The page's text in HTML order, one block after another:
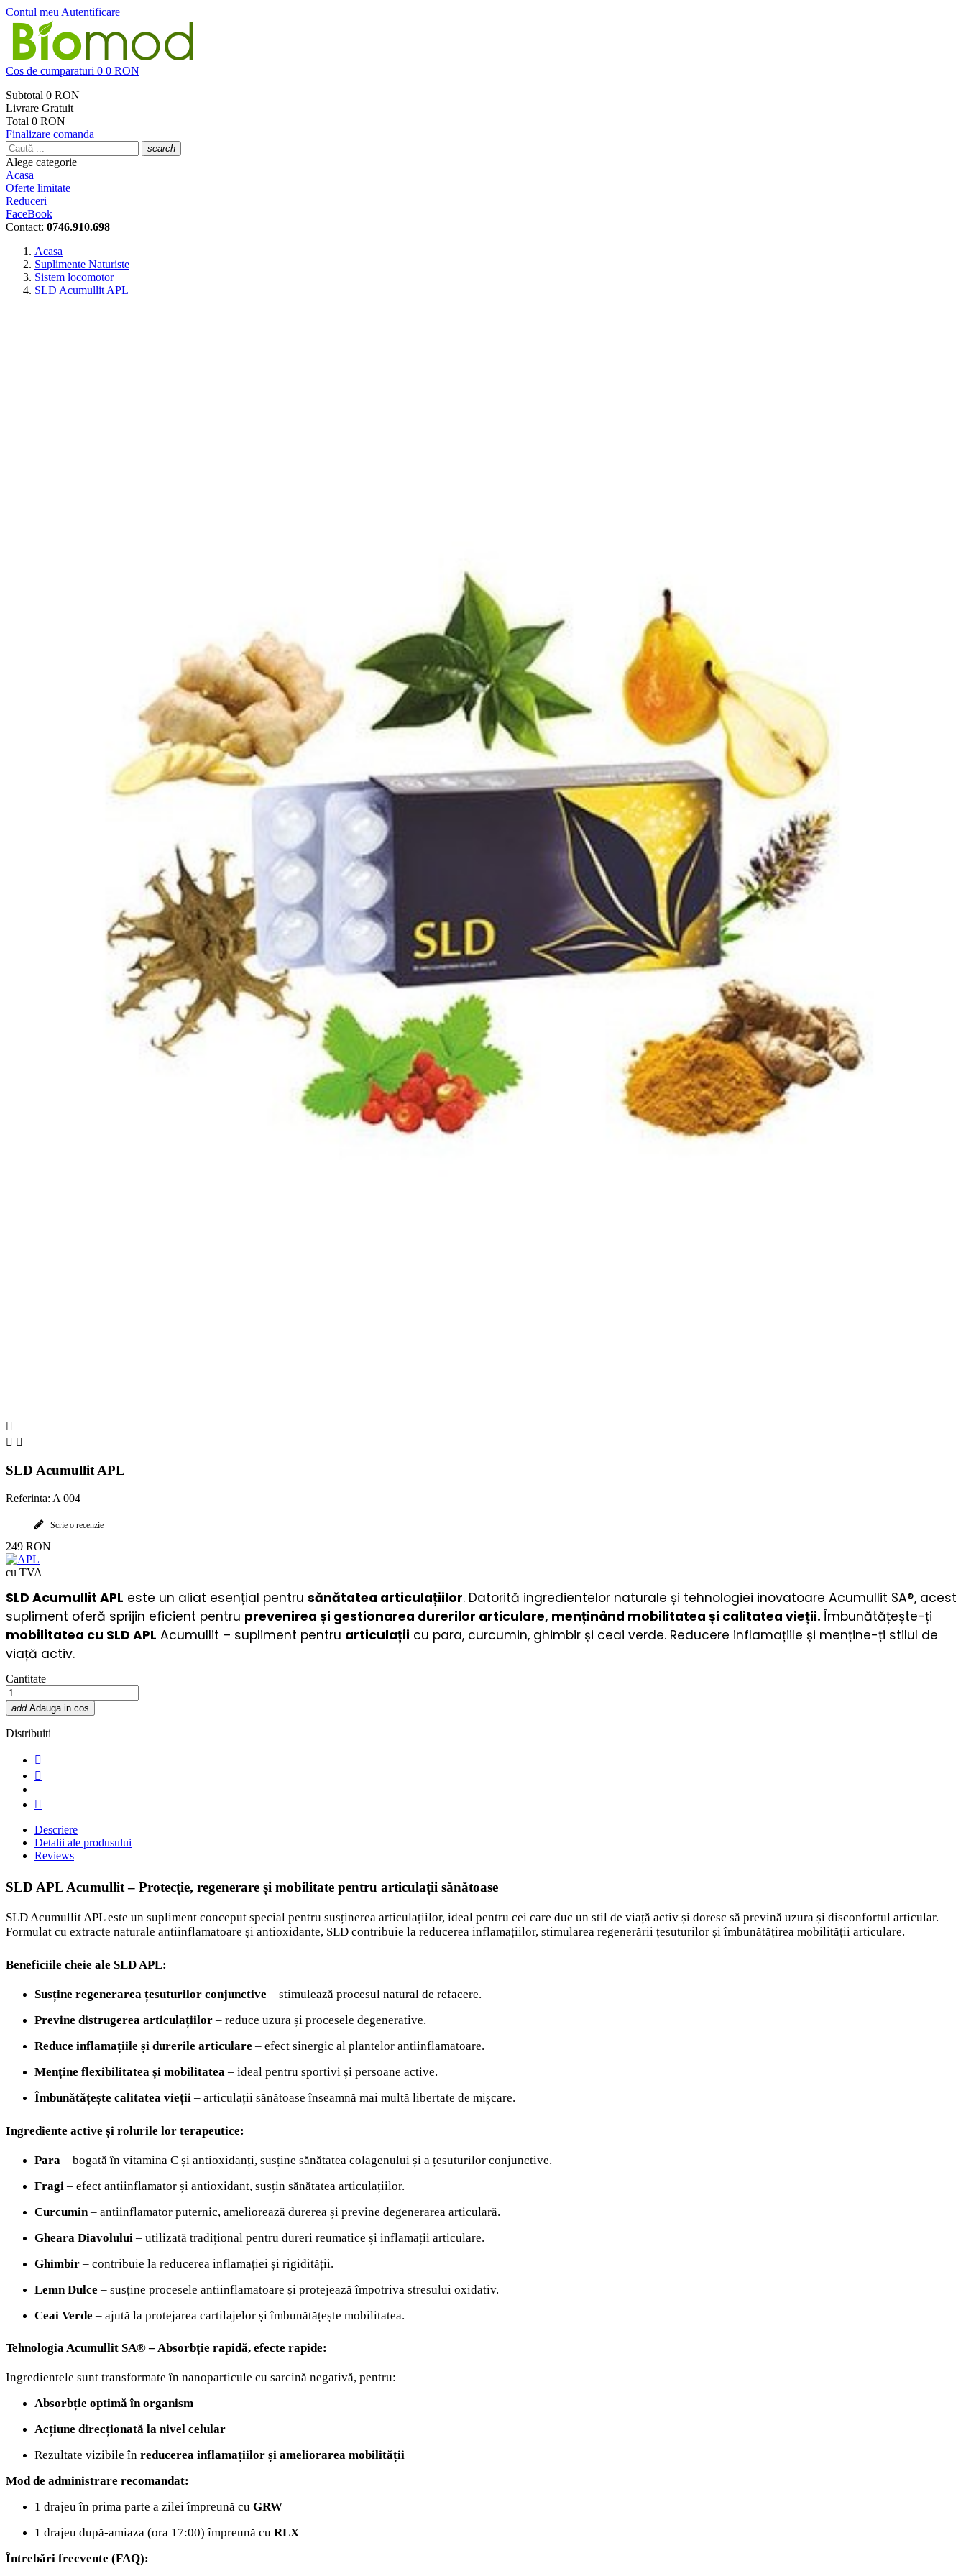
Contul meu Autentificare
Cos de cumparaturi 0 0 RON
Subtotal 0 RON
Livrare Gratuit
Total 0 RON
Finalizare comanda
search
Alege categorie
Acasa
Oferte limitate
Reduceri
FaceBook
Contact: 0746.910.698
Acasa
Suplimente Naturiste
Sistem locomotor
SLD Acumullit APL

 
SLD Acumullit APL
Referinta: A 004
Scrie o recenzie
249 RON
cu TVA
SLD Acumullit APL este un aliat esențial pentru sănătatea articulațiilor. Datorită ingredientelor naturale și tehnologiei inovatoare Acumullit SA®, acest
supliment oferă sprijin eficient pentru prevenirea și gestionarea durerilor articulare, menținând mobilitatea și calitatea vieții. Îmbunătățește-ți
mobilitatea cu SLD APL Acumullit – supliment pentru articulații cu para, curcumin, ghimbir și ceai verde. Reducere inflamațiile și menține-ți stilul de
viață activ.
Cantitate
add Adauga in cos
Distribuiti
Descriere
Detalii ale produsului
Reviews
SLD APL Acumullit – Protecție, regenerare și mobilitate pentru articulații sănătoase
SLD Acumullit APL este un supliment conceput special pentru susținerea articulațiilor, ideal pentru cei care duc un stil de viață activ și doresc să prevină uzura și disconfortul articular.
Formulat cu extracte naturale antiinflamatoare și antioxidante, SLD contribuie la reducerea inflamațiilor, stimularea regenerării țesuturilor și îmbunătățirea mobilității articulare.
Beneficiile cheie ale SLD APL:
Susține regenerarea țesuturilor conjunctive – stimulează procesul natural de refacere.
Previne distrugerea articulațiilor – reduce uzura și procesele degenerative.
Reduce inflamațiile și durerile articulare – efect sinergic al plantelor antiinflamatoare.
Menține flexibilitatea și mobilitatea – ideal pentru sportivi și persoane active.
Îmbunătățește calitatea vieții – articulații sănătoase înseamnă mai multă libertate de mișcare.
Ingrediente active și rolurile lor terapeutice:
Para – bogată în vitamina C și antioxidanți, susține sănătatea colagenului și a țesuturilor conjunctive.
Fragi – efect antiinflamator și antioxidant, susțin sănătatea articulațiilor.
Curcumin – antiinflamator puternic, ameliorează durerea și previne degenerarea articulară.
Gheara Diavolului – utilizată tradițional pentru dureri reumatice și inflamații articulare.
Ghimbir – contribuie la reducerea inflamației și rigidității.
Lemn Dulce – susține procesele antiinflamatoare și protejează împotriva stresului oxidativ.
Ceai Verde – ajută la protejarea cartilajelor și îmbunătățește mobilitatea.
Tehnologia Acumullit SA® – Absorbție rapidă, efecte rapide:
Ingredientele sunt transformate în nanoparticule cu sarcină negativă, pentru:
Absorbție optimă în organism
Acțiune direcționată la nivel celular
Rezultate vizibile în reducerea inflamațiilor și ameliorarea mobilității
Mod de administrare recomandat:
1 drajeu în prima parte a zilei împreună cu GRW
1 drajeu după-amiaza (ora 17:00) împreună cu RLX
Întrebări frecvente (FAQ):